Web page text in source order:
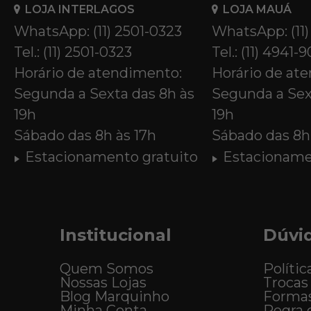
LOJA INTERLAGOS
WhatsApp: (11) 2501-0323
Tel.: (11) 2501-0323
Horário de atendimento:
Segunda a Sexta das 8h às
19h
Sábado das 8h às 17h
Estacionamento gratuito
LOJA MAUÁ
WhatsApp:
Tel.: (11) 4941-
Horário de
Segunda a
19h
Sábado das 8h
Institucional
Quem Somos
Nossas Lojas
Blog Marquinho